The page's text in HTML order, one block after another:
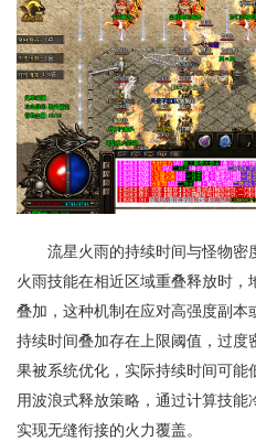
流星火雨的持续时间与怪物密
火雨技能在相近区域重叠释放时，
叠加，这种机制在应对高强度副本
持续时间叠加存在上限阈值，过度
果被系统优化，实际持续时间可能
用波浪式释放策略，通过计算技能
实现无缝衔接的火力覆盖。